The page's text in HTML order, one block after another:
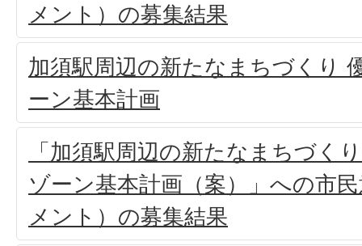
メント）の募集結果
加須駅周辺の新たなまちづくり
ーン基本計画
「加須駅周辺の新たなまちづく
ゾーン基本計画（案）」への市
メント）の募集結果